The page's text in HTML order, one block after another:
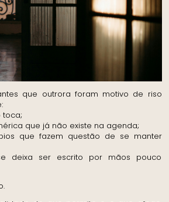
que outrora foram motivo de riso
que já não existe na agenda;
que fazem questão de se manter
deixa ser escrito por mãos pouco